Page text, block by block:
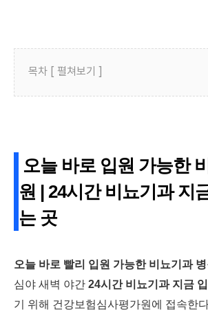
목차 [ 펼쳐보기 ]
오늘 바로 입원 가능한
원 | 24시간 비뇨기과 지
는 곳
오늘 바로 빨리 입원 가능한 비뇨기과 병
심야 새벽 야간 24시간 비뇨기과 지금
기 위해 건강보험심사평가원에 접속한